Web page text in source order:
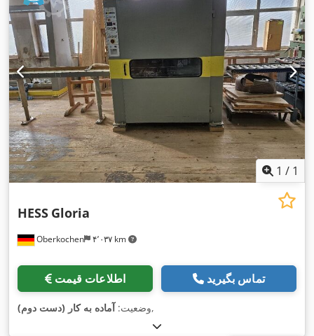
1 / 1
Oberkochen ۴٬۰۳۷ km
HESS Gloria
اطلاعات قیمت تماس بگیرید
وضعیت:آماده به کار (دست دوم) ,